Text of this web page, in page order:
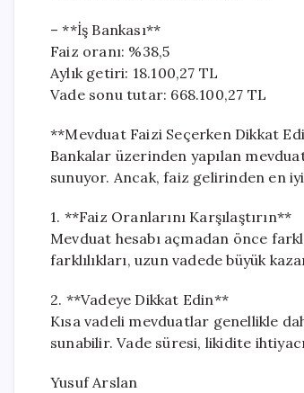
– **İş Bankası**
Faiz oranı: %38,5
Aylık getiri: 18.100,27 TL
Vade sonu tutar: 668.100,27 TL
**Mevduat Faizi Seçerken Dikkat
Bankalar üzerinden yapılan
sunuyor. Ancak, faiz gelirinden en
1. **Faiz Oranlarını Karşılaştırın**
Mevduat hesabı açmadan önce
farklılıkları, uzun vadede büyük
2. **Vadeye Dikkat Edin**
Kısa vadeli mevduatlar genellikle
sunabilir. Vade süresi, likidite
Yusuf Arslan